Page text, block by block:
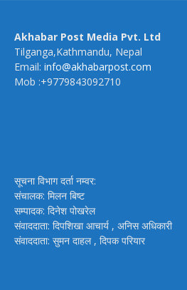
Akhabar Post Media Pvt. Ltd
Tilganga,Kathmandu, Nepal
Email: info@akhabarpost.com
Mob :+9779843092710
सूचना विभाग दर्ता नम्वर:
संचालक: मिलन बिष्ट
सम्पादक: दिनेश पोखरेल
संवाददाता: दिपशिखा आचार्य , अनिस अधिकारी
संवाददाता: सुमन दाहल , दिपक परियार